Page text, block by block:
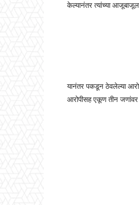
केल्यानंतर त्यांच्या
यानंतर पकडून ठेवलेल्या
आरोपीसह एकूण तीन